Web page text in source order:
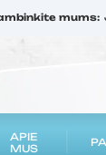
mums:
APIE
MUS